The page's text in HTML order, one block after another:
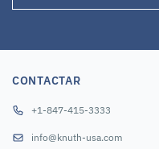
CONTACTAR
+1-847-415-3333
info@knuth-usa.com